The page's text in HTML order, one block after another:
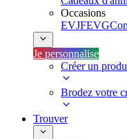
Occasions
EVJFEVG
Je personnalise
Créer un
Brodez votre
Trouver